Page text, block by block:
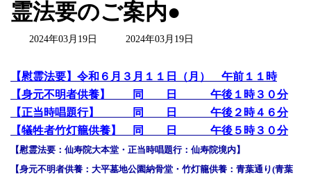
霊法要のご案内●
2024年03月19日
最
新
日
時
2024年03月19日
【慰霊法要】令和６月３月１１日（月） 午前１１時
【身元不明者供養】 同 日 午後１時３０分
【正当時唱題行】 同 日 午後２時４６分
【犠牲者竹灯籠供養】 同 日 午後５時３０分
【慰霊法要：仙寿院大本堂・正当時唱題行：仙寿院境内】
【身元不明者供養：大平墓地公園納骨堂・竹灯籠供養：青葉通り(青葉